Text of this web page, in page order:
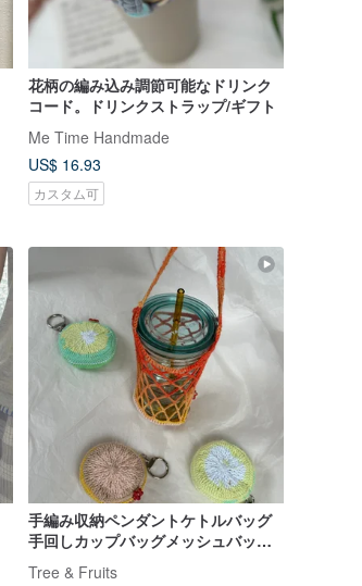
花柄の編み込み調節可能なドリンク
コード。ドリンクストラップ/ギフト
Me Time Handmade
US$ 16.93
カスタム可
手編み収納ペンダントケトルバッグ
手回しカップバッグメッシュバッグ
Tree & Fruits